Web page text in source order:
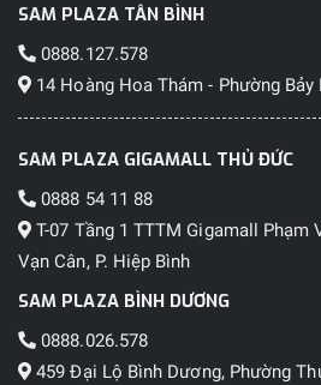
SAM PLAZA TÂN BÌNH
0888.127.578
14 Hoàng Hoa Thám - Phường Bảy
SAM PLAZA GIGAMALL THỦ ĐỨC
0888 54 11 88
T-07 Tầng 1 TTTM Gigamall Phạm
Vạn Cân, P. Hiệp Bình
SAM PLAZA BÌNH DƯƠNG
0888.026.578
459 Đại Lộ Bình Dương, Phường